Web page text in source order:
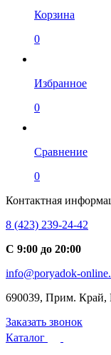
Корзина
0
Избранное
0
Сравнение
0
Контактная
8 (423) 239-24-42
С 9:00 до 20:00
info@poryadok-
690039, Прим. Край,
Заказать звонок
Каталог